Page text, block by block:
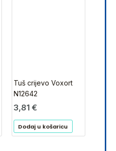
Tuš crijevo Voxort
N12642
3,81 €
Dodaj u košaricu